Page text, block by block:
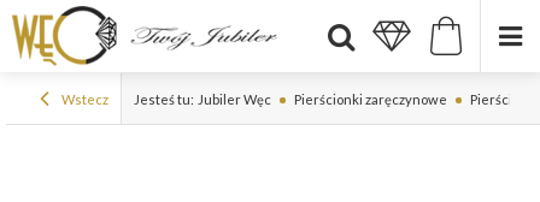
Wstecz Jesteś tu: Jubiler Węc Pierścionki zaręczynowe